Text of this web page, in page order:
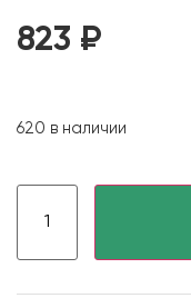
823 ₽
620 в наличии